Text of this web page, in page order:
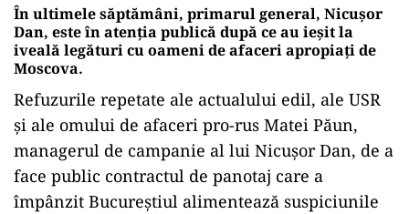
În ultimele săptămâni, primarul general, Nicușor
Dan, este în atenția publică după ce au ieșit la
iveală legături cu oameni de afaceri apropiați de
Moscova.
Refuzurile repetate ale actualului edil, ale USR
și ale omului de afaceri pro-rus Matei Păun,
managerul de campanie al lui Nicușor Dan, de a
face public contractul de panotaj care a
împânzit Bucureștiul alimentează suspiciunile